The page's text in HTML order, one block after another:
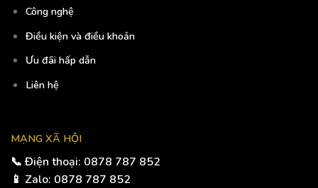
Công nghệ
Điều kiện và điều khoản
Ưu đãi hấp dẫn
Liên hệ
MẠNG XÃ HỘI
📞 Điện thoại: 0878 787 852
📱 Zalo: 0878 787 852